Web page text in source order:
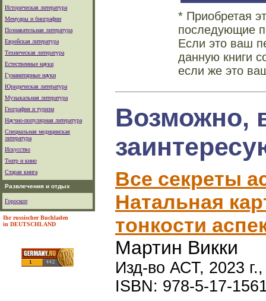
Историческая литература
Мемуары и биографии
Познавательная литература
Еврейская литература
Техническая литература
Естественные науки
Гуманитарные науки
Юридическая литература
Музыкальная литература
География и туризм
Научно-популярная литература
Специальная медицинская
литература
Искусство
Театр и кино
Старая книга
Развлечения и отдых
Гороскоп
Ihr russischer Buchladen
in DEUTSCHLAND
* Приобретая
последующие
Если это ваш
данную книги
если же это
Возможно,
Все секреты
Натальная
тонкости
Мартин Викки
Изд-во АСТ, 2023
ISBN: 978-5-17-